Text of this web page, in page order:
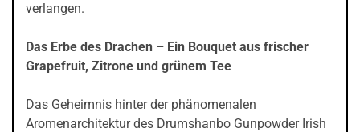
verlangen.
Das Erbe des Drachen – Ein Bouquet aus frischer
Grapefruit, Zitrone und grünem Tee
Das Geheimnis hinter der phänomenalen
Aromenarchitektur des Drumshanbo Gunpowder Irish